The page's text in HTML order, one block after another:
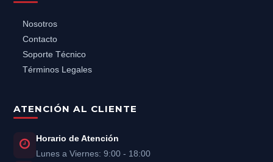
Nosotros
Contacto
Soporte Técnico
Términos Legales
ATENCIÓN AL CLIENTE
Horario de Atención
Lunes a Viernes: 9:00 - 18:00